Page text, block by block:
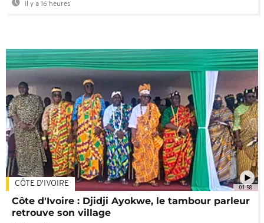
Il y a 16 heures
01:58
CÔTE D'IVOIRE
Côte d'Ivoire : Djidji Ayokwe, le tambour parleur
retrouve son village